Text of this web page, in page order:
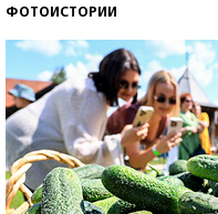
ФОТОИСТОРИИ